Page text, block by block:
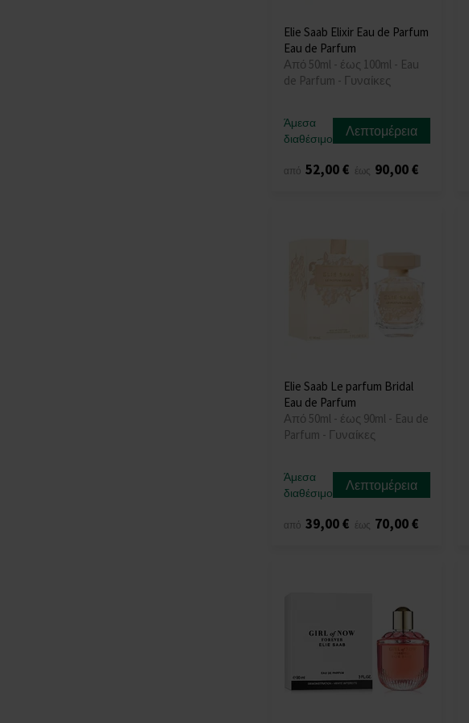
Elie Saab Elixir Eau de Parfum
Eau de Parfum
Από 50ml - έως 100ml - Eau
de Parfum - Γυναίκες
Άμεσα
διαθέσιμο
Λεπτομέρεια
από 52,00 € έως 90,00 €
Elie Saab Le parfum Bridal
Eau de Parfum
Από 50ml - έως 90ml - Eau de
Parfum - Γυναίκες
Άμεσα
διαθέσιμο
Λεπτομέρεια
από 39,00 € έως 70,00 €